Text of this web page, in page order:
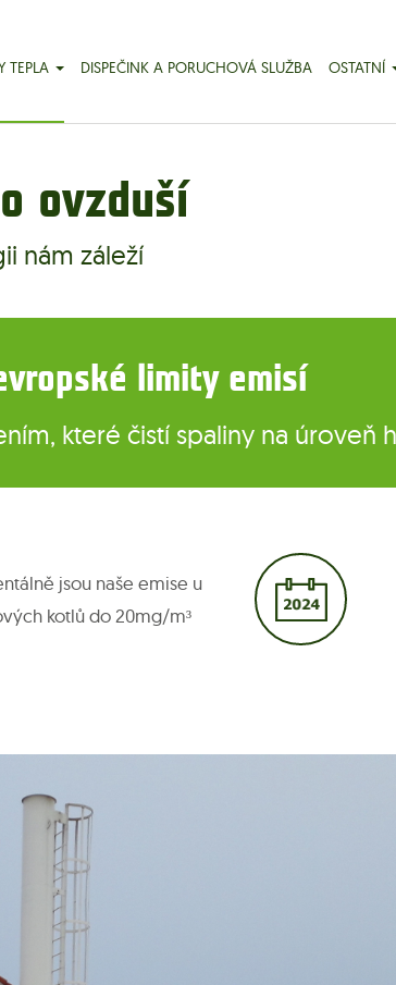
TEPLA DISPEČINK A PORUCHOVÁ SLUŽBA OSTATNÍ
ovzduší
nám záleží
limity emisí
které čistí spaliny na úroveň
jsou naše emise u
kotlů do 20mg/m³